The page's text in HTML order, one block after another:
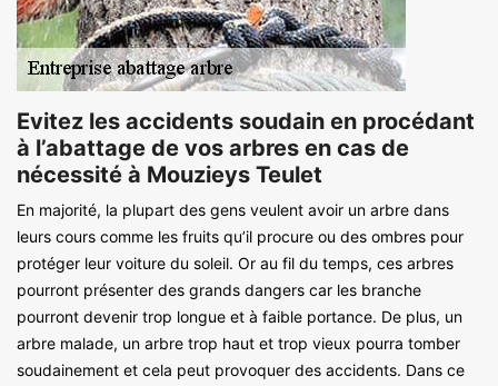
Evitez les accidents soudain en procédant
à l’abattage de vos arbres en cas de
nécessité à Mouzieys Teulet
En majorité, la plupart des gens veulent avoir un arbre dans
leurs cours comme les fruits qu’il procure ou des ombres pour
protéger leur voiture du soleil. Or au fil du temps, ces arbres
pourront présenter des grands dangers car les branche
pourront devenir trop longue et à faible portance. De plus, un
arbre malade, un arbre trop haut et trop vieux pourra tomber
soudainement et cela peut provoquer des accidents. Dans ce